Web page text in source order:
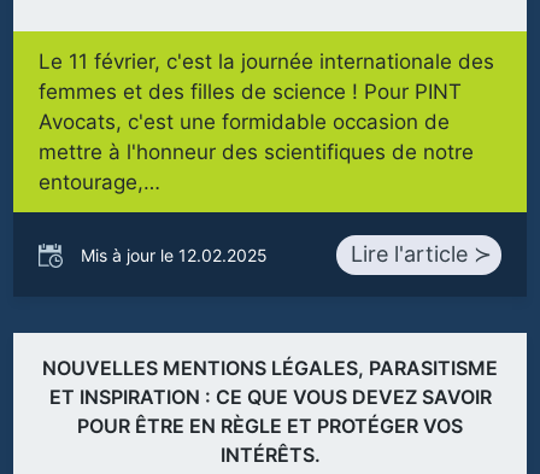
Le 11 février, c'est la journée internationale des
femmes et des filles de science ! Pour PINT
Avocats, c'est une formidable occasion de
mettre à l'honneur des scientifiques de notre
entourage,…
Mis à jour le 12.02.2025 Lire l'article ≻
NOUVELLES MENTIONS LÉGALES, PARASITISME
ET INSPIRATION : CE QUE VOUS DEVEZ SAVOIR
POUR ÊTRE EN RÈGLE ET PROTÉGER VOS
INTÉRÊTS.